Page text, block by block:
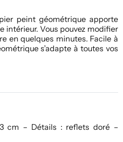
peint géométrique apporte
intérieur. Vous pouvez modifier
en quelques minutes. Facile à
s’adapte à toutes vos
cm – Détails : reflets doré –